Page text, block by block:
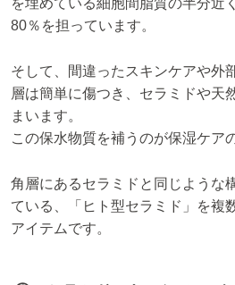
を埋めている細胞間脂質の半分近
80％を担っています。
そして、間違ったスキンケアや外
層は簡単に傷つき、セラミドや天
まいます。
この保水物質を補うのが保湿ケア
角層にあるセラミドと同じような
ている、「ヒト型セラミド」を複
アイテムです。